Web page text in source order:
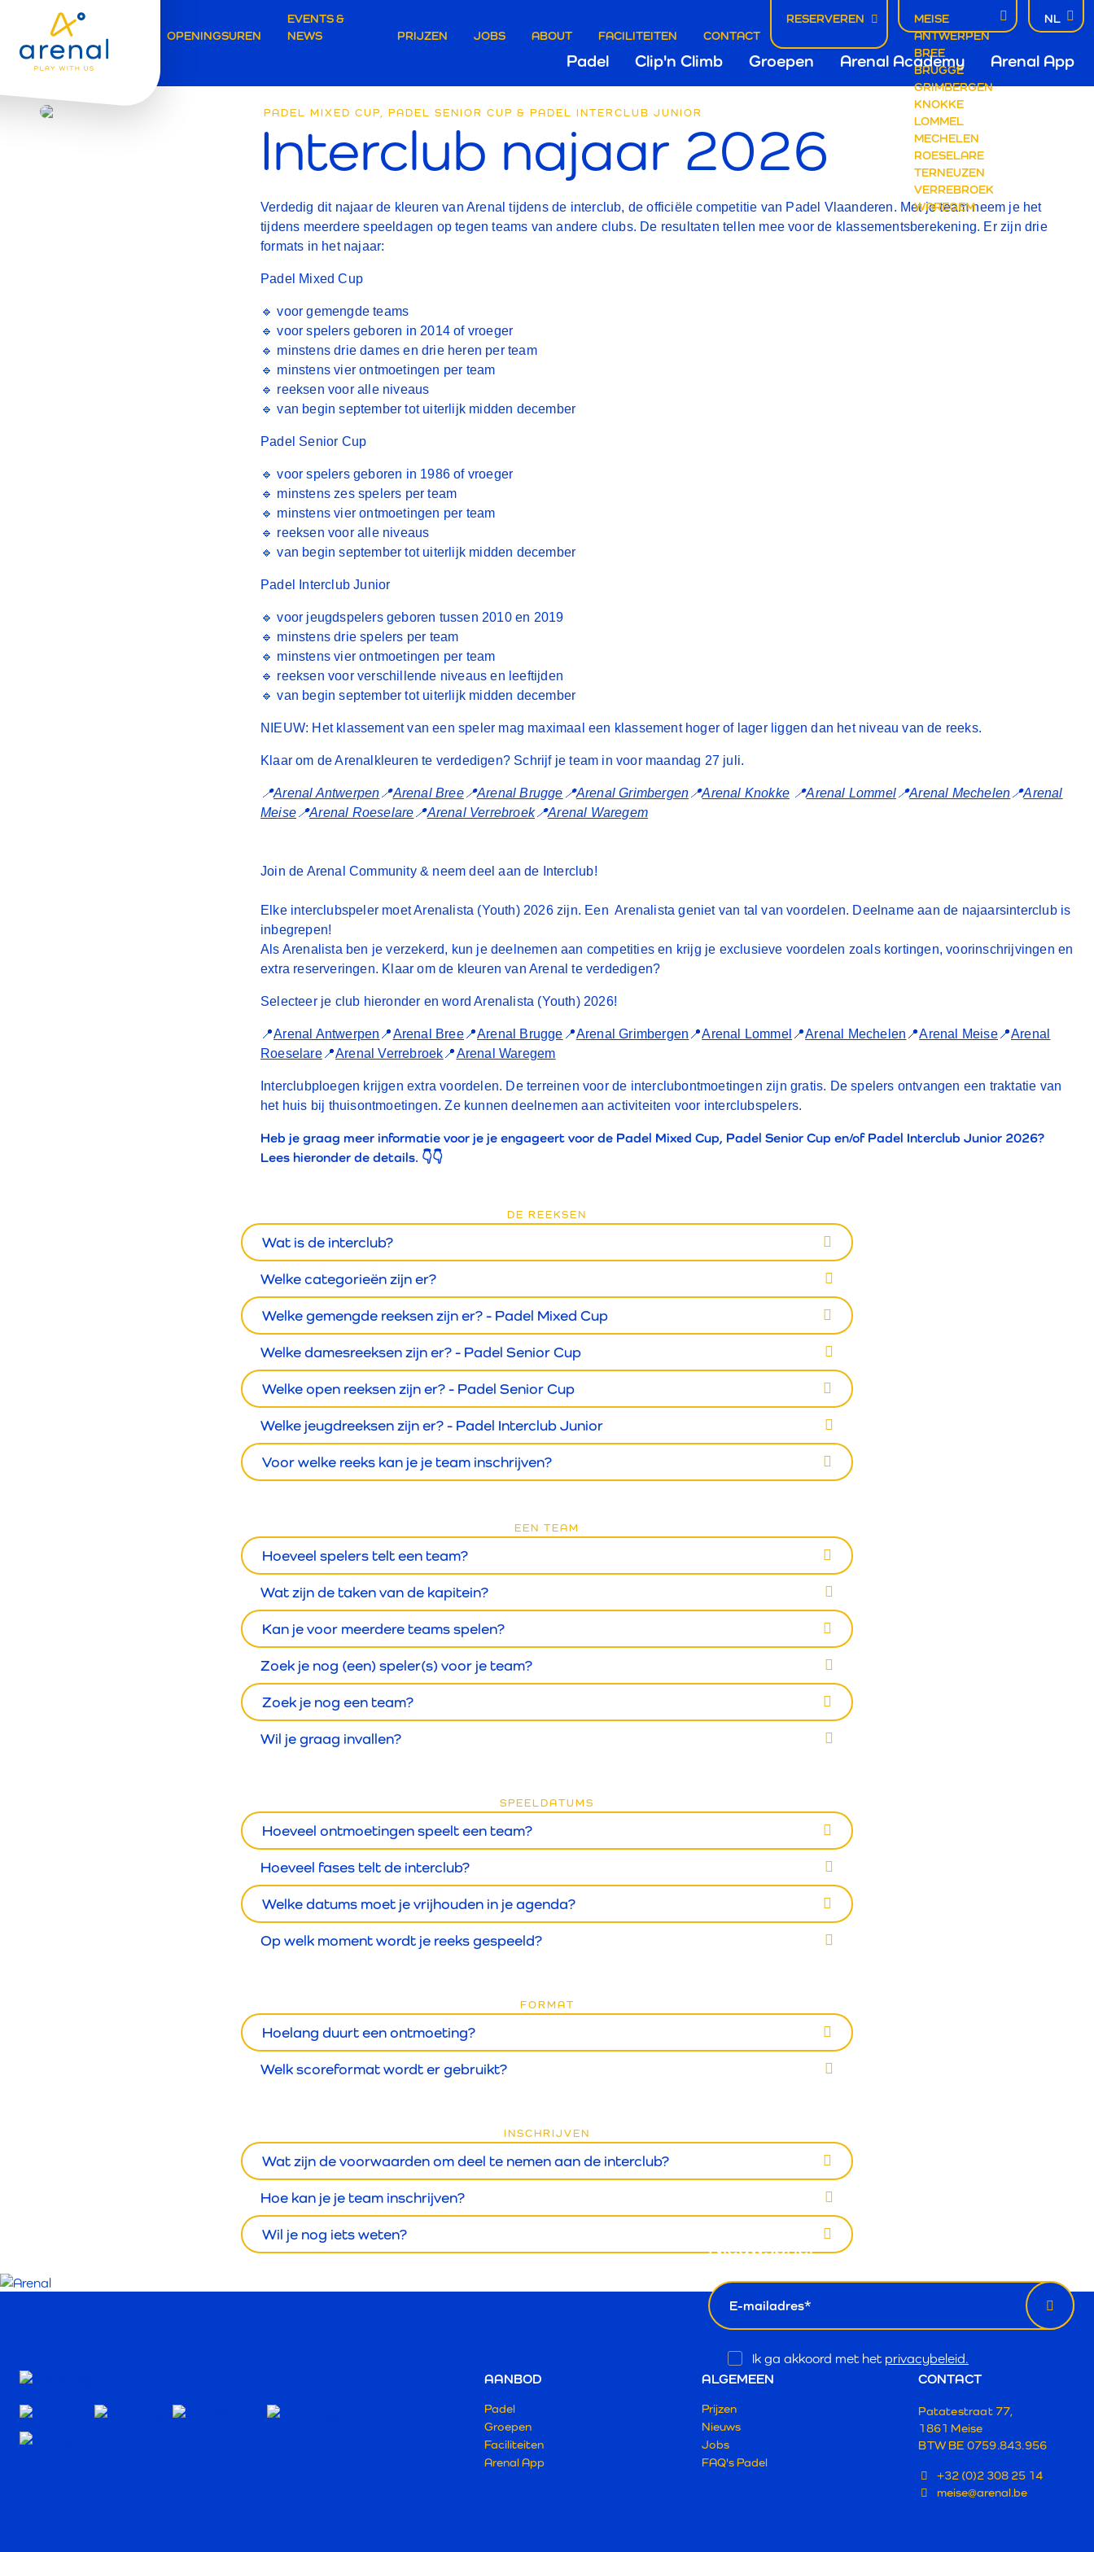
Secundaire
navigatie
Meise
OPENINGSUREN
EVENTS &
NEWS
PRIJZEN JOBS ABOUT FACILITEITEN CONTACT
RESERVEREN
ANTWERPEN
BREE
BRUGGE
GRIMBERGEN
KNOKKE
LOMMEL
MECHELEN
MEISE
ROESELARE
TERNEUZEN
VERREBROEK
WAREGEM
NL
Hoofdnavigatie
Meise
Padel Clip'n Climb Groepen Arenal Academy Arenal App
START
INSCHRIJVING
-
PADEL MIXED CUP, PADEL SENIOR CUP & PADEL INTERCLUB JUNIOR
Interclub najaar 2026
Verdedig dit najaar de kleuren van Arenal tijdens de interclub, de officiële competitie van Padel Vlaanderen. Met je team neem je het
tijdens meerdere speeldagen op tegen teams van andere clubs. De resultaten tellen mee voor de klassementsberekening. Er zijn drie
formats in het najaar:
Padel Mixed Cup
🔹 voor gemengde teams
🔹 voor spelers geboren in 2014 of vroeger
🔹 minstens drie dames en drie heren per team
🔹 minstens vier ontmoetingen per team
🔹 reeksen voor alle niveaus
🔹 van begin september tot uiterlijk midden december
Padel Senior Cup
🔹 voor spelers geboren in 1986 of vroeger
🔹 minstens zes spelers per team
🔹 minstens vier ontmoetingen per team
🔹 reeksen voor alle niveaus
🔹 van begin september tot uiterlijk midden december
Padel Interclub Junior
🔹 voor jeugdspelers geboren tussen 2010 en 2019
🔹 minstens drie spelers per team
🔹 minstens vier ontmoetingen per team
🔹 reeksen voor verschillende niveaus en leeftijden
🔹 van begin september tot uiterlijk midden december
NIEUW: Het klassement van een speler mag maximaal een klassement hoger of lager liggen dan het niveau van de reeks.
Klaar om de Arenalkleuren te verdedigen? Schrijf je team in voor maandag 27 juli.
📍Arenal Antwerpen 📍Arenal Bree📍Arenal Brugge 📍Arenal Grimbergen 📍Arenal Knokke 📍Arenal Lommel 📍Arenal Mechelen 📍Arenal
Meise 📍Arenal Roeselare 📍Arenal Verrebroek📍Arenal Waregem
Join de Arenal Community & neem deel aan de Interclub!
Elke interclubspeler moet Arenalista (Youth) 2026 zijn. Een Arenalista geniet van tal van voordelen. Deelname aan de najaarsinterclub is
inbegrepen!
Als Arenalista ben je verzekerd, kun je deelnemen aan competities en krijg je exclusieve voordelen zoals kortingen, voorinschrijvingen en
extra reserveringen. Klaar om de kleuren van Arenal te verdedigen?
Selecteer je club hieronder en word Arenalista (Youth) 2026!
📍Arenal Antwerpen 📍Arenal Bree📍Arenal Brugge 📍Arenal Grimbergen 📍Arenal Lommel 📍Arenal Mechelen 📍Arenal Meise📍Arenal
Roeselare📍Arenal Verrebroek 📍Arenal Waregem
Interclubploegen krijgen extra voordelen. De terreinen voor de interclubontmoetingen zijn gratis. De spelers ontvangen een traktatie van
het huis bij thuisontmoetingen. Ze kunnen deelnemen aan activiteiten voor interclubspelers.
Heb je graag meer informatie voor je je engageert voor de Padel Mixed Cup, Padel Senior Cup en/of Padel Interclub Junior 2026?
Lees hieronder de details. 👇👇
DE REEKSEN
Wat is de interclub?
Welke categorieën zijn er?
Welke gemengde reeksen zijn er? - Padel Mixed Cup
Welke damesreeksen zijn er? - Padel Senior Cup
Welke open reeksen zijn er? - Padel Senior Cup
Welke jeugdreeksen zijn er? - Padel Interclub Junior
Voor welke reeks kan je je team inschrijven?
EEN TEAM
Hoeveel spelers telt een team?
Wat zijn de taken van de kapitein?
Kan je voor meerdere teams spelen?
Zoek je nog (een) speler(s) voor je team?
Zoek je nog een team?
Wil je graag invallen?
SPEELDATUMS
Hoeveel ontmoetingen speelt een team?
Hoeveel fases telt de interclub?
Welke datums moet je vrijhouden in je agenda?
Op welk moment wordt je reeks gespeeld?
FORMAT
Hoelang duurt een ontmoeting?
Welk scoreformat wordt er gebruikt?
INSCHRIJVEN
Wat zijn de voorwaarden om deel te nemen aan de interclub?
Hoe kan je je team inschrijven?
Wil je nog iets weten?
Nieuwsbrief
email
Opt
In
Ik ga akkoord met het privacybeleid.
AANBOD
Padel
Groepen
Faciliteiten
Arenal App
ALGEMEEN
Prijzen
Nieuws
Jobs
FAQ's Padel
CONTACT
Patatestraat 77,
1861 Meise
BTW BE 0759.843.956
+32 (0)2 308 25 14
meise@arenal.be